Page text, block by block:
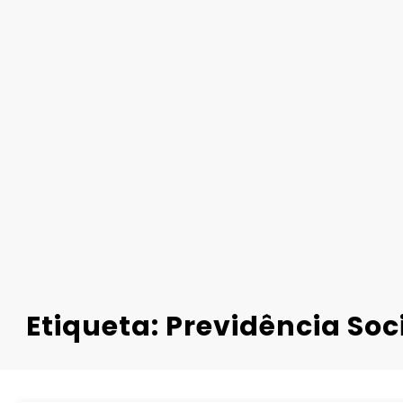
Etiqueta: Previdência